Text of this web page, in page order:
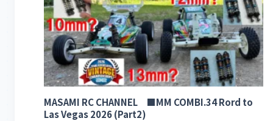
MASAMI RC CHANNEL ■MM COMBI.34 Rord to
Las Vegas 2026 (Part2)